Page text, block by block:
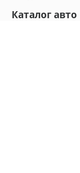
Каталог авто